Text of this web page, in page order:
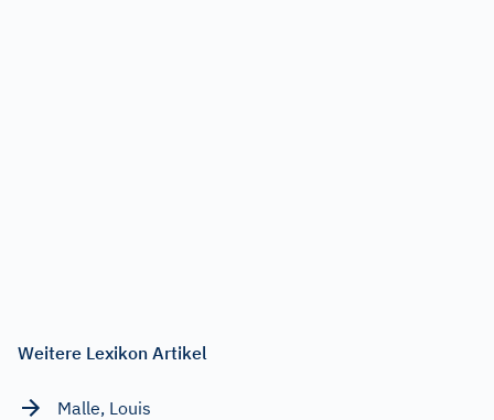
Weitere Lexikon Artikel
Malle, Louis